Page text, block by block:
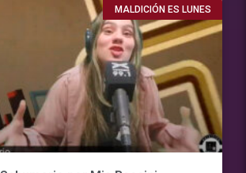
MALDICIÓN ES LUNES